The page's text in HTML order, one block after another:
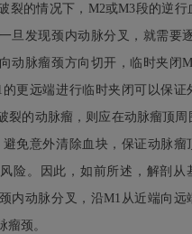
裂的情况下，M2或M3段的逆行
旦发现颈内动脉分叉，就需要
动脉瘤颈方向切开，临时夹闭
更远端进行临时夹闭可以保证
裂的动脉瘤，则应在动脉瘤顶周
免意外清除血块，保证动脉瘤
险。因此，如前所述，解剖从
内动脉分叉，沿M1从近端向远
瘤颈。